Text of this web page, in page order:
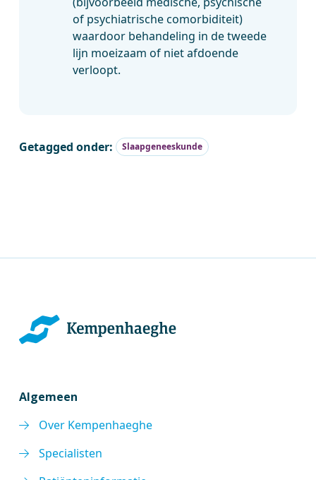
of psychiatrische comorbiditeit)
waardoor behandeling in de tweede
lijn moeizaam of niet afdoende
verloopt.
Getagged onder: Slaapgeneeskunde
Algemeen
Over Kempenhaeghe
Specialisten